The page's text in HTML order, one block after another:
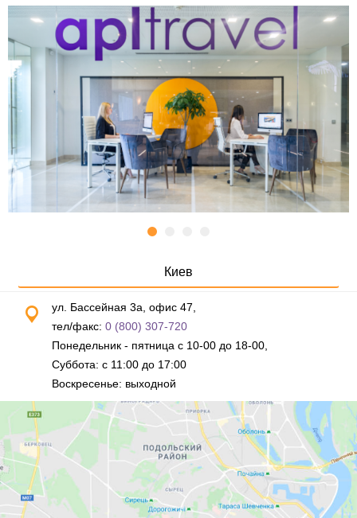
Киев
ул. Бассейная 3а, офис 47,
тел/факс: 0 (800) 307-720
Понедельник - пятница с 10-00 до 18-00,
Суббота: с 11:00 до 17:00
Воскресенье: выходной